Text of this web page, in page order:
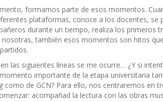
formamos parte de esos momentos.
plataformas, conoce a los docentes, se
durante un tiempo, realiza los primeros
nosotras, también esos momentos son hitos
las siguientes líneas se me ocurre… ¿Y si
importante de la etapa universitaria
como de GCN? Para ello, nos centraremos en
acompañad la lectura con las obras